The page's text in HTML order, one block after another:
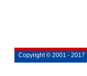
Copyright © 2001 - 2017